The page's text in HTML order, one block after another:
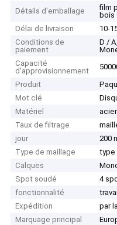
Détails d'emballage
film
bois
Délai de livraison
10-
Conditions de
paiement
D /
Capacité
d'approvisionnement
Produit
Mot clé
Matériel
Taux de filtrage
jour
200
Type de maillage
type
Calques
Spot soudé
4
fonctionnalité
Expédition
par
Marquage principal